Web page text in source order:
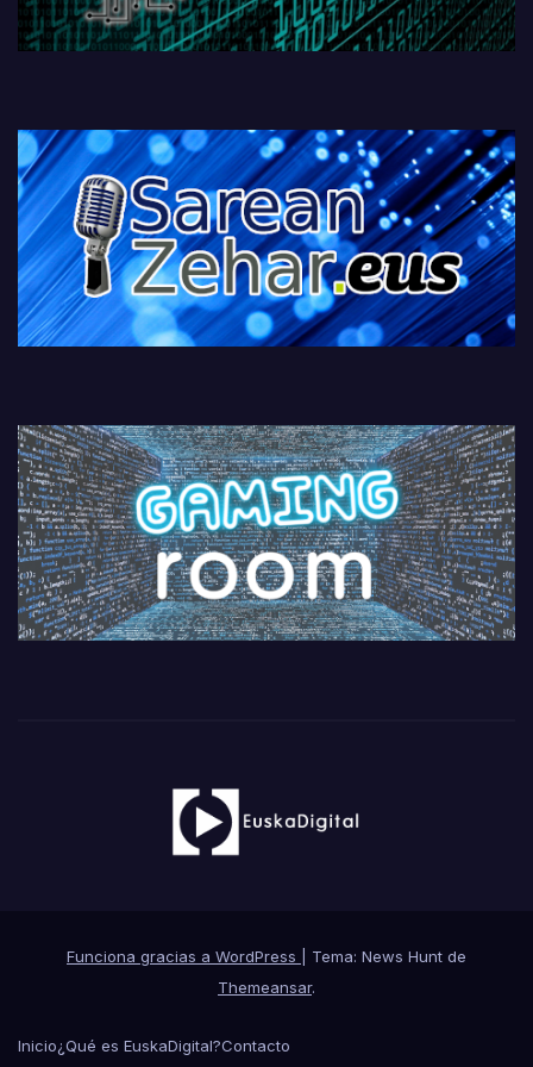
Funciona gracias a WordPress
Tema: News Hunt de
Themeansar.
Inicio¿Qué es EuskaDigital?Contacto